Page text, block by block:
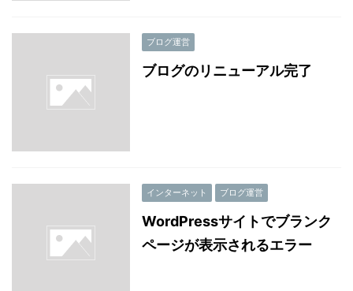
ブログ運営
ブログのリニューアル完了
インターネット ブログ運営
WordPressサイトでブランク
ページが表示されるエラー